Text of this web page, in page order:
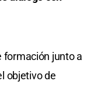
formación junto a
objetivo de